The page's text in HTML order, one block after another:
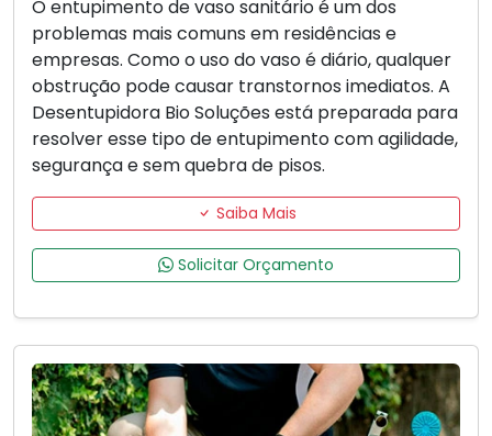
O entupimento de vaso sanitário é um dos
problemas mais comuns em residências e
empresas. Como o uso do vaso é diário, qualquer
obstrução pode causar transtornos imediatos. A
Desentupidora Bio Soluções está preparada para
resolver esse tipo de entupimento com agilidade,
segurança e sem quebra de pisos.
Saiba Mais
Solicitar Orçamento